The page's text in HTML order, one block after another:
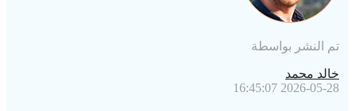
تم النشر بواسطة
خالد محمد
2026-05-28 16:45:07